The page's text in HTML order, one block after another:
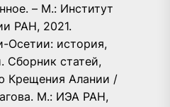
– М.: Институт
РАН, 2021.
Осетии: история,
Сборник статей,
Крещения Алании /
М.: ИЭА РАН,